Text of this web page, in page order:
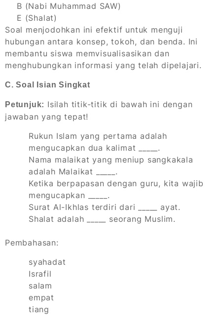
B (Nabi Muhammad SAW)
E (Shalat)
Soal menjodohkan ini efektif untuk menguji
hubungan antara konsep, tokoh, dan benda. Ini
membantu siswa memvisualisasikan dan
menghubungkan informasi yang telah dipelajari.
C. Soal Isian Singkat
Petunjuk: Isilah titik-titik di bawah ini dengan
jawaban yang tepat!
Rukun Islam yang pertama adalah
mengucapkan dua kalimat _____.
Nama malaikat yang meniup sangkakala
adalah Malaikat _____.
Ketika berpapasan dengan guru, kita wajib
mengucapkan _____.
Surat Al-Ikhlas terdiri dari _____ ayat.
Shalat adalah _____ seorang Muslim.
Pembahasan:
syahadat
Israfil
salam
empat
tiang